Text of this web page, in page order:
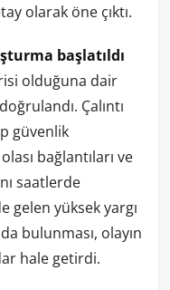
olarak öne çıktı.
başlatıldı
olduğuna dair
doğrulandı. Çalıntı
güvenlik
olası bağlantıları ve
saatlerde
gelen yüksekyargı
da bulunması, olayın
hale getirdi.